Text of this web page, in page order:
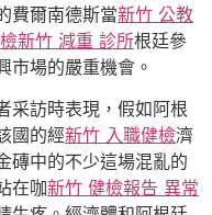
費爾南德斯當新竹 公教
新竹 減重 診所根廷參
市場的嚴重機會。
采訪時表現，假如阿根
國的經新竹 入職健檢濟
磚中的不少這場混亂的
在咖新竹 健檢報告 異常